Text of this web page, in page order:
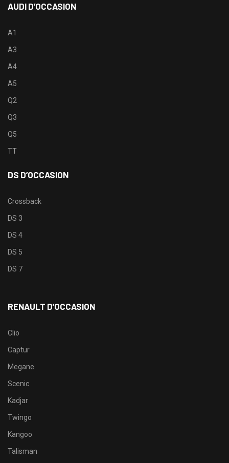
AUDI D’OCCASION
A1
A3
A4
A5
Q2
Q3
Q5
TT
DS D’OCCASION
Crossback
DS 3
DS 4
DS 5
DS 7
RENAULT D’OCCASION
Clio
Captur
Megane
Scenic
Kadjar
Twingo
Kangoo
Talisman